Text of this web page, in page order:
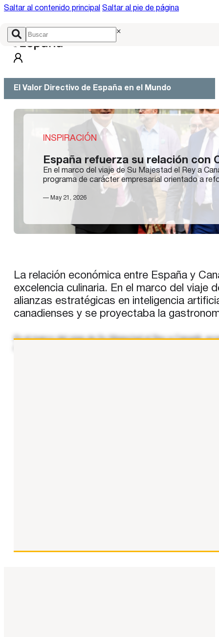
Saltar al contenido principal Saltar al pie de página
×
El Valor Directivo de España en el Mundo
INSPIRACIÓN
España refuerza su relación con
En el marco del viaje de Su Majestad el Rey a
programa de carácter empresarial orientado a
— May 21, 2026
La relación económica entre España y
excelencia culinaria. En el marco del
alianzas estratégicas en inteligencia
canadienses y se proyectaba la
En el marco del viaje de Su Majestad el Rey a Canadá,